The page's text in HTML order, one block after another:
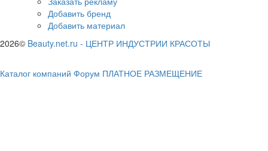
Добавить бренд
Добавить материал
2026© Beauty.net.ru - ЦЕНТР ИНДУСТРИИ КРАСОТЫ
Каталог компаний Форум ПЛАТНОЕ РАЗМЕЩЕНИЕ